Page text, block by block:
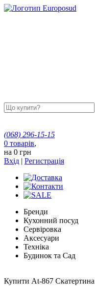
(068) 296-15-15
0 товарів,
на 0 грн
Вхід | Регистрація
Бренди
Кухонний посуд
Сервіровка
Аксесуари
Техніка
Будинок та Сад
Купити At-867 Скатертина